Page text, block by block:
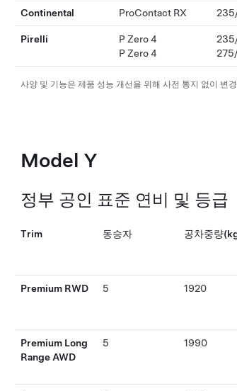
Continental ProContact RX
Pirelli
P Zero 4
P Zero 4
사양 및 기능은 제품 성능 개선을 위해 사전 통지 없이 변
Model Y
정부 공인 표준 연비 및 등급
Trim 동승자 공차중량
Premium RWD 5 1920
Premium Long
Range AWD
5 1990